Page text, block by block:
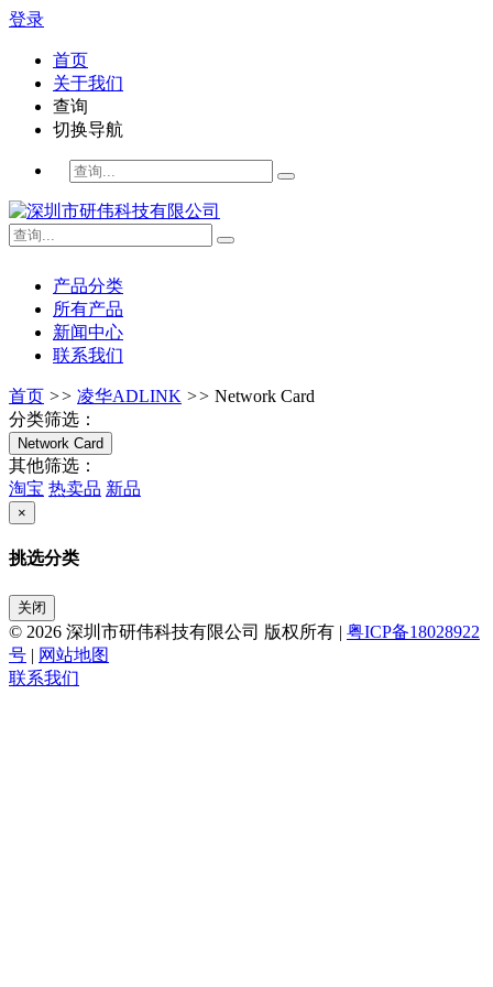
登录
首页
关于我们
查询
切换导航
产品分类
所有产品
新闻中心
联系我们
首页 >> 凌华ADLINK >> Network Card
分类筛选：
Network Card
其他筛选：
淘宝 热卖品 新品
×
挑选分类
关闭
© 2026 深圳市研伟科技有限公司 版权所有 | 粤ICP备18028922
号 | 网站地图
联系我们